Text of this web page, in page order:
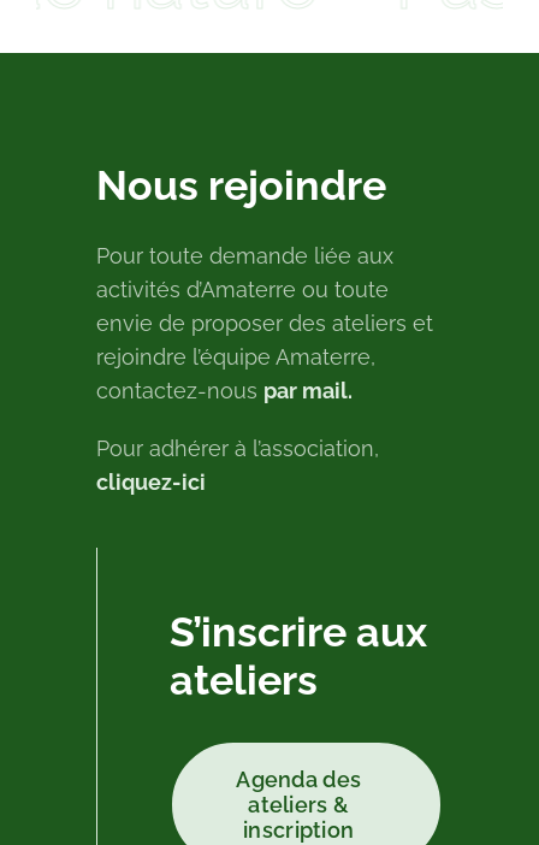
Nous rejoindre
Pour toute demande liée aux
activités d’Amaterre ou toute
envie de proposer des ateliers et
rejoindre l’équipe Amaterre,
contactez-nous par mail.
Pour adhérer à l’association,
cliquez-ici
S’inscrire aux
ateliers
Agenda des
ateliers &
inscription